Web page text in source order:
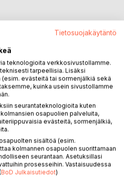
- Jouni Paarlahti (1936-2020)
ja tietokirjailija, joka kirjoitti
ja laululyriikkaa. Aikaisemmin
on nyt koottu yhteen ja
julkaisemattomia
Tietosuojakäytäntö
teknologioita verkkosivustollamme.
tarpeellisia. Lisäksi
evästeitä tai sormenjälkiä sekä
kuinka usein sivustollamme
seurantateknologioita kuten
osapuolien palveluita,
evästeitä, sormenjälkiä,
sisältöä (esim.
kolmannen osapuolen suorittamaan
seurantaan. Asetuksillasi
prosesseihin. Vastaisuudessa
BoD Julkaisutiedot)